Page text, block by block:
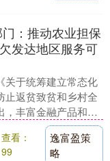
：推动农业担保
发达地区服务可
关于统筹建立常态化
止返贫致贫和乡村全
，丰富金融产品和服
要聚焦吸纳就业能力
查看：
99
逸富盈策
略